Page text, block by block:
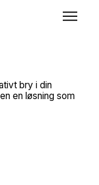
bry i din
en løsning som